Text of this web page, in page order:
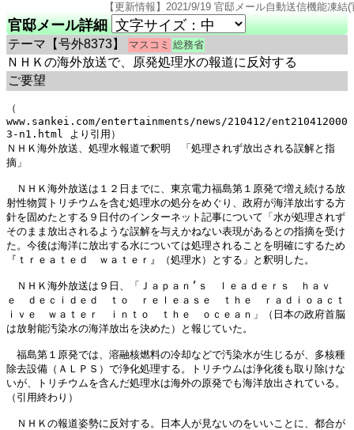
官邸メール詳細
テーマ 【号外8373】 マスコミ 総務省
ＮＨＫの海外放送で、原発処理水の報道に反対する
ご要望
（
www.sankei.com/entertainments/news/210412/ent210412000
3-n1.html より引用）
ＮＨＫ海外放送、処理水報道で釈明　「処理されず放出される誤解と指
摘」
ＮＨＫ海外放送は１２日までに、東京電力福島第１原発で増え続ける放
射性物質トリチウムを含む処理水の処分をめぐり、政府が海洋放出する方
針を固めたとする９日付のインターネット記事について「水が処理されず
そのまま放出されるような誤解を与えかねない表現があるとの指摘を受け
た。今後は海洋に放出する水については処理されることを明確にするため
『ｔｒｅａｔｅｄ　ｗａｔｅｒ』（処理水）とする」と釈明した。
ＮＨＫ海外放送は９日、「Ｊａｐａｎ’ｓ　ｌｅａｄｅｒｓ　ｈａｖ
ｅ　ｄｅｃｉｄｅｄ　ｔｏ　ｒｅｌｅａｓｅ　ｔｈｅ　ｒａｄｉｏａｃｔ
ｉｖｅ　ｗａｔｅｒ　ｉｎｔｏ　ｔｈｅ　ｏｃｅａｎ」（日本の政府首脳
は放射能汚染水の海洋放出を決めた）と報じていた。
福島第１原発では、溶融核燃料の冷却などで汚染水が生じるが、多核種
除去設備（ＡＬＰＳ）で浄化処理する。トリチウムは浄化後も取り除けな
いが、トリチウムを含んだ処理水は海外の原発でも海洋放出されている。
（引用終わり）
ＮＨＫの報道姿勢に反対する。日本人が見ないのをいいことに、都合が
【更新情報】2021/9/19 官邸メール自動送信機能凍結